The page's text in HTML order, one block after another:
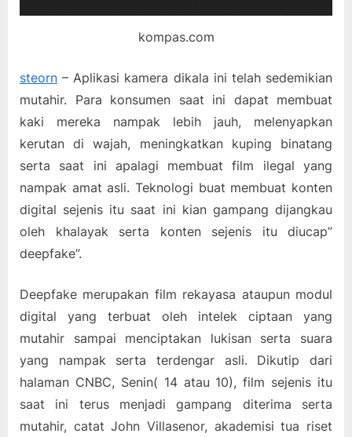
kompas.com
steorn – Aplikasi kamera dikala ini telah sedemikian
mutahir. Para konsumen saat ini dapat membuat
kaki mereka nampak lebih jauh, melenyapkan
kerutan di wajah, meningkatkan kuping binatang
serta saat ini apalagi membuat film ilegal yang
nampak amat asli. Teknologi buat membuat konten
digital sejenis itu saat ini kian gampang dijangkau
oleh khalayak serta konten sejenis itu diucap”
deepfake”.
Deepfake merupakan film rekayasa ataupun modul
digital yang terbuat oleh intelek ciptaan yang
mutahir sampai menciptakan lukisan serta suara
yang nampak serta terdengar asli. Dikutip dari
halaman CNBC, Senin( 14 atau 10), film sejenis itu
saat ini terus menjadi gampang diterima serta
mutahir, catat John Villasenor, akademisi tua riset